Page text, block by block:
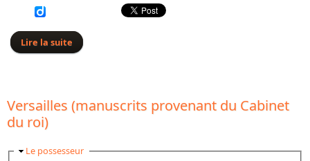
Rapports d'activité de la Bibliothèque
Répertoire
Répertoire des manuscrits du XXe siècle
Lire la suite de De Witte
Versailles (manuscrits provenant du Cabinet
du roi)
Masquer
Le possesseur